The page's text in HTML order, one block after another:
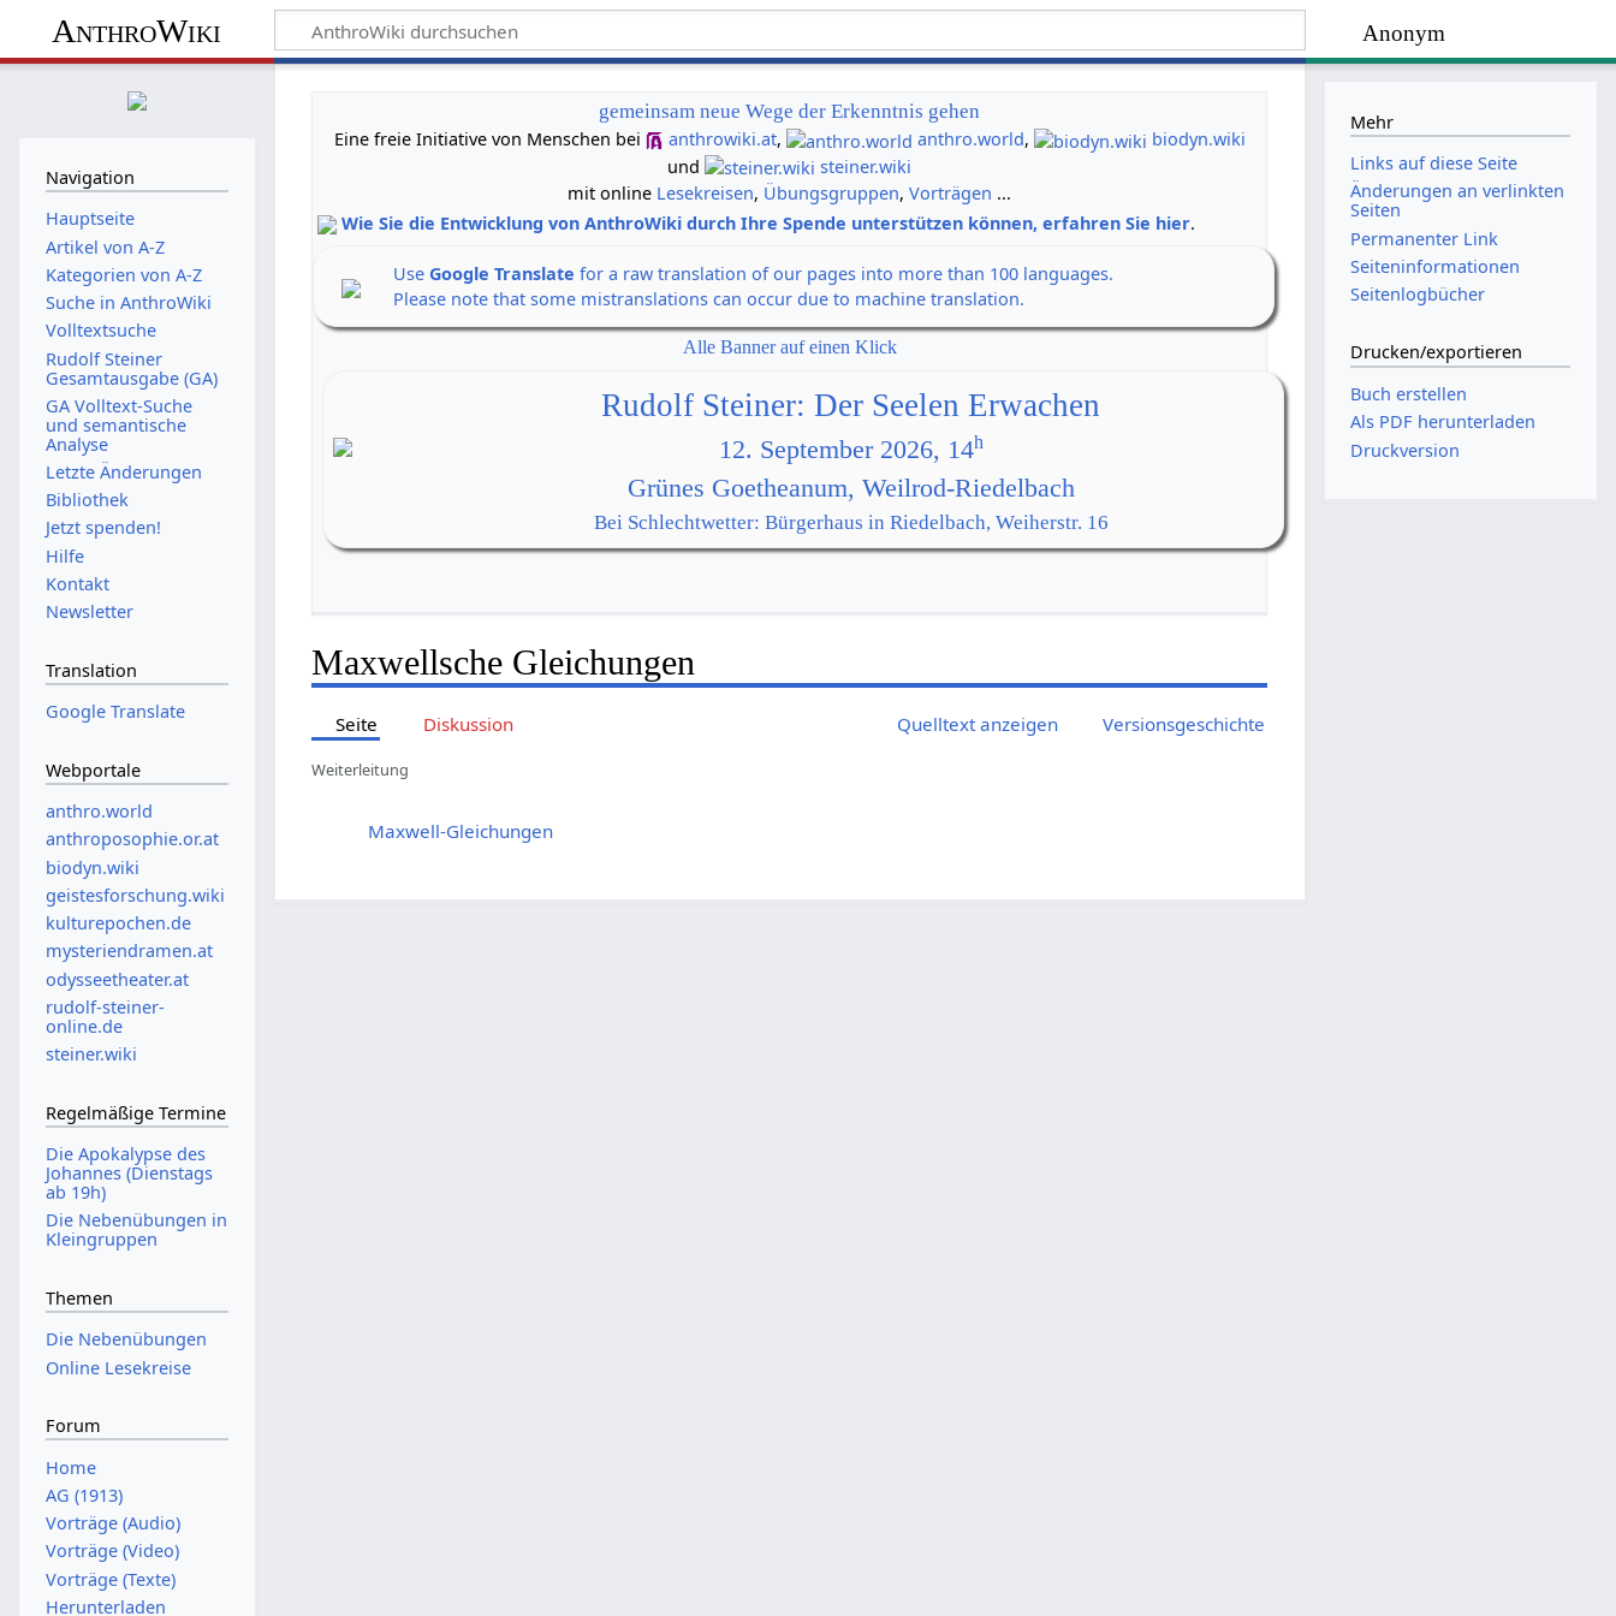
Anonym
AnthroWiki
gemeinsam neue Wege der Erkenntnis gehen
Eine freie Initiative von Menschen bei
anthrowiki.at, anthro.world,
biodyn.wiki
und
steiner.wiki
mit online Lesekreisen, Übungsgruppen,Vorträgen ...
Wie Sie die Entwicklung von AnthroWiki durch Ihre Spende unterstützen können, erfahren Sie hier.
UseGoogle Translate for a raw translation of our pages into more than 100 languages.
Please note that some mistranslations can occur due to machine translation.
Alle Banner auf einen Klick
Rudolf Steiner: Der Seelen Erwachen
12. September 2026, 14h
Grünes Goetheanum, Weilrod-Riedelbach
Bei Schlechtwetter: Bürgerhaus in Riedelbach, Weiherstr. 16
Maxwellsche Gleichungen
Seite Diskussion Quelltext anzeigen Versionsgeschichte
Weiterleitung
Maxwell-Gleichungen
Navigation
Hauptseite
Artikel von A-Z
Kategorien von A-Z
Suche in AnthroWiki
Volltextsuche
Rudolf Steiner
Gesamtausgabe (GA)
GA Volltext-Suche
und semantische
Analyse
Letzte Änderungen
Bibliothek
Jetzt spenden!
Hilfe
Kontakt
Newsletter
Translation
Google Translate
Webportale
anthro.world
anthroposophie.or.at
biodyn.wiki
geistesforschung.wiki
kulturepochen.de
mysteriendramen.at
odysseetheater.at
rudolf-steiner-
online.de
steiner.wiki
Regelmäßige Termine
Die Apokalypse des
Johannes (Dienstags
ab 19h)
Die Nebenübungen in
Kleingruppen
Themen
Die Nebenübungen
Online Lesekreise
Forum
Home
AG (1913)
Vorträge (Audio)
Vorträge (Video)
Vorträge (Texte)
Herunterladen
Mehr
Links auf diese Seite
Änderungen an verlinkten
Seiten
Permanenter Link
Seiten­­informationen
Seitenlogbücher
Drucken/­exportieren
Buch erstellen
Als PDF herunterladen
Druckversion